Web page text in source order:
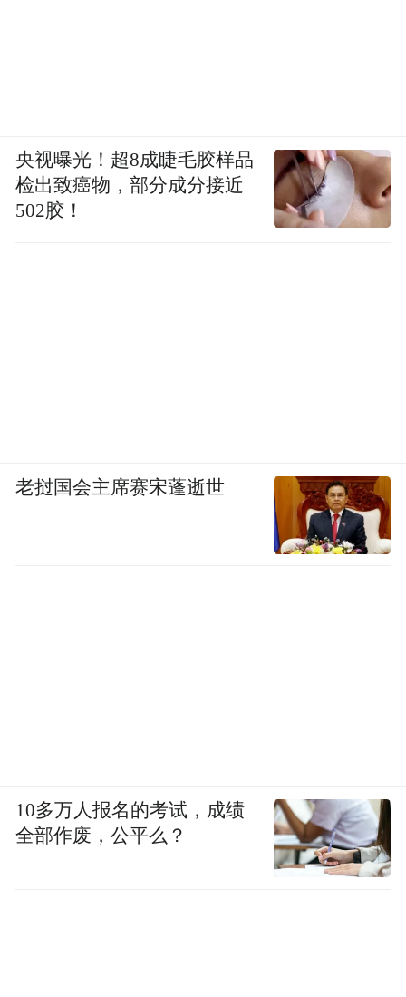
央视曝光！超8成睫毛胶样品
检出致癌物，部分成分接近
502胶！
老挝国会主席赛宋蓬逝世
10多万人报名的考试，成绩
全部作废，公平么？